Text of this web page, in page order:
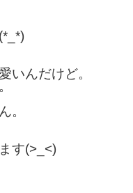
いんだけど。
。
す(>_<)